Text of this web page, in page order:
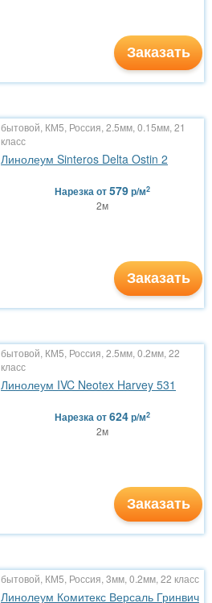
Заказать
бытовой, КМ5, Россия, 2.5мм, 0.15мм, 21
класс
Линолеум Sinteros Delta Ostin 2
Нарезкаот579р/м2
2м
Заказать
бытовой, КМ5, Россия, 2.5мм, 0.2мм, 22
класс
Линолеум IVC Neotex Harvey 531
Нарезкаот624р/м2
2м
Заказать
бытовой, КМ5, Россия, 3мм, 0.2мм, 22 класс
Линолеум Комитекс Версаль Гринвич